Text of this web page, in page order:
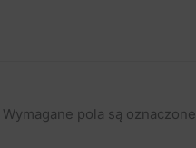
Wymagane pola są oznaczone